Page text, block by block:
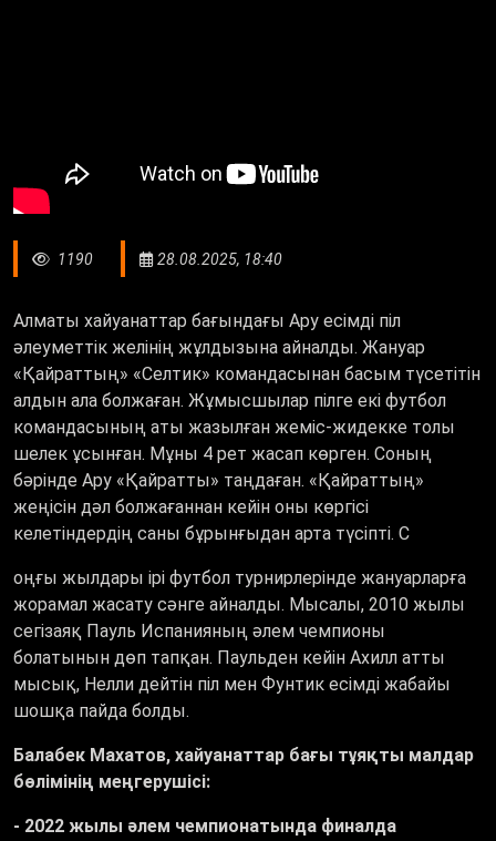
1190 28.08.2025, 18:40
Алматы хайуанаттар бағындағы Ару есімді піл
әлеуметтік желінің жұлдызына айналды. Жануар
«Қайраттың» «Селтик» командасынан басым түсетітін
алдын ала болжаған. Жұмысшылар пілге екі футбол
командасының аты жазылған жеміс-жидекке толы
шелек ұсынған. Мұны 4 рет жасап көрген. Соның
бәрінде Ару «Қайратты» таңдаған. «Қайраттың»
жеңісін дәл болжағаннан кейін оны көргісі
келетіндердің саны бұрынғыдан арта түсіпті. С
оңғы жылдары ірі футбол турнирлерінде жануарларға
жорамал жасату сәнге айналды. Мысалы, 2010 жылы
сегізаяқ Пауль Испанияның әлем чемпионы
болатынын дөп тапқан. Паульден кейін Ахилл атты
мысық, Нелли дейтін піл мен Фунтик есімді жабайы
шошқа пайда болды.
Балабек Махатов, хайуанаттар бағы тұяқты малдар
бөлімінің меңгерушісі:
- 2022 жылы әлем чемпионатында финалда